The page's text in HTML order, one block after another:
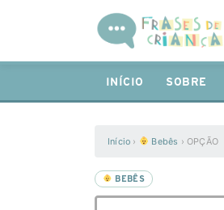
INÍCIO SOBRE
Início › Bebês › OPÇÃO
BEBÊS